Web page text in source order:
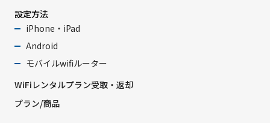
設定方法
iPhone・iPad
Android
モバイルwifiルーター
WiFiレンタルプラン受取・返却
プラン/商品